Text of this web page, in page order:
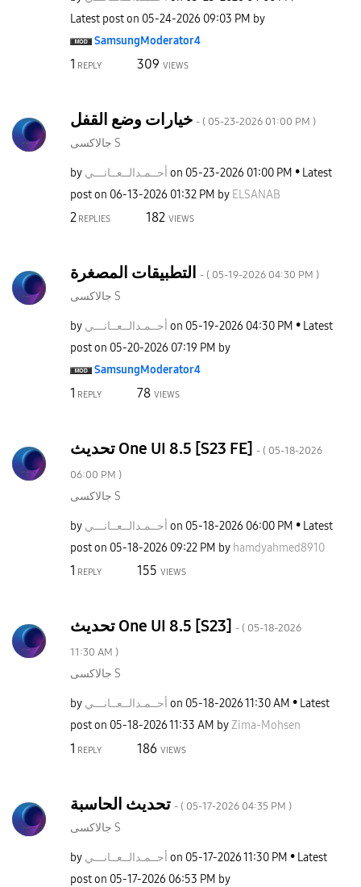
Latest post on ‎05-24-2026 09:03 PM by
SamsungModerator4
1 REPLY 309 VIEWS
خيارات وضع القفل - ( ‎05-23-2026 01:00 PM )
جالاكسى S
by أحــمـدالــعــانـــي on ‎05-23-2026 01:00 PM
Latest
post on ‎06-13-2026 01:32 PM by ELSANAB
2REPLIES 182 VIEWS
- ( ‎05-19-2026 04:30 PM )
جالاكسى S
by أحــمـدالــعــانـــي on ‎05-19-2026 04:30 PM
Latest
post on ‎05-20-2026 07:19 PM by
SamsungModerator4
1 REPLY 78 VIEWS
تحديث One UI 8.5 [S23 FE] - ( ‎05-18-2026
06:00 PM )
جالاكسى S
by أحــمـدالــعــانـــي on ‎05-18-2026 06:00 PM
Latest
post on ‎05-18-2026 09:22 PM by hamdyahmed8910
1 REPLY 155 VIEWS
تحديث One UI 8.5 [S23] - ( ‎05-18-2026
11:30 AM )
جالاكسى S
by أحــمـدالــعــانـــي on ‎05-18-202611:30 AM
Latest
post on ‎05-18-202611:33 AM byZima-Mohsen
1 REPLY 186 VIEWS
تحديث الحاسبة - ( ‎05-17-2026 04:35 PM )
جالاكسى S
by أحــمـدالــعــانـــي on ‎05-17-202611:30 PM
Latest
post on ‎05-17-2026 06:53 PM by